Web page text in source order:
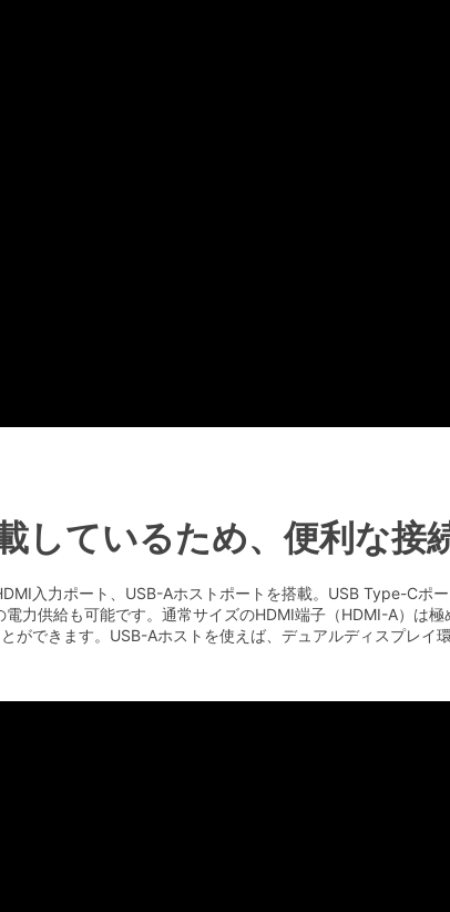
しているため、便利な接
入力ポート、USB-Aホストポートを搭載。USB Type-Cポ
力供給も可能です。通常サイズのHDMI端子（HDMI-A）は
ができます。USB-Aホストを使えば、デュアルディスプレイ